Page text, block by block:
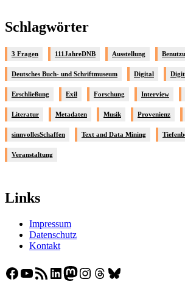
Schlagwörter
3 Fragen 111JahreDNB Ausstellung
Deutsches Buch- und Schriftmuseum Digital
Erschließung Exil Forschung Interview
Literatur Metadaten Musik Provenienz
sinnvollesSchaffen Text and Data Mining
Veranstaltung
Links
Impressum
Datenschutz
Kontakt
Facebook YouTube RSS-Feed LinkedIn Mastodon Instagram Threads Bluesky